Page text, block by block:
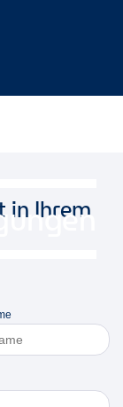
in Ihrem